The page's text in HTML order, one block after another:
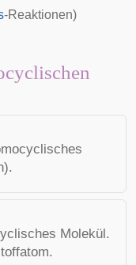
-Reaktionen)
Molekül.